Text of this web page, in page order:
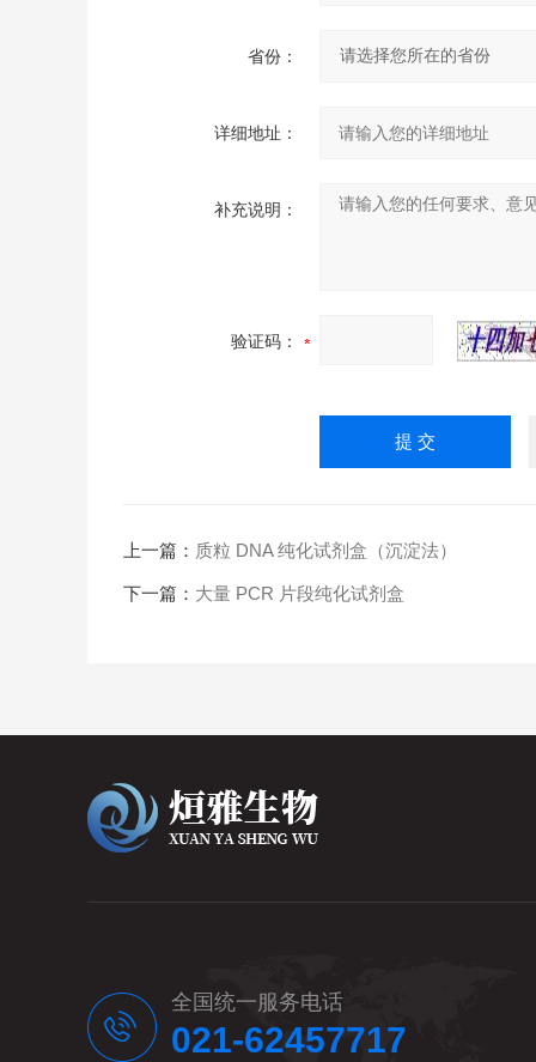
省份：
详细地址：
补充说明：
验证码：
上一篇： 质粒 DNA 纯化试剂盒（沉淀法）
下一篇： 大量 PCR 片段纯化试剂盒
全国统一服务电话
021-62457717